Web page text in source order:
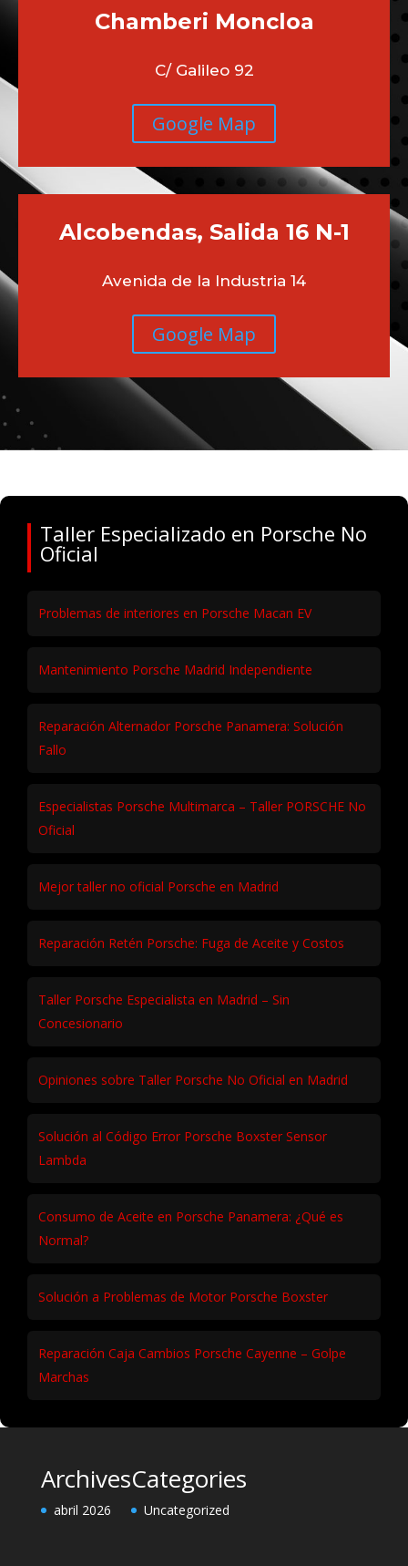
Chamberi Moncloa
C/ Galileo 92
Google Map
Alcobendas, Salida 16 N-1
Avenida de la Industria 14
Google Map
Taller Especializado en Porsche No
Oficial
Problemas de interiores en Porsche Macan EV
Mantenimiento Porsche Madrid Independiente
Reparación Alternador Porsche Panamera: Solución
Fallo
Especialistas Porsche Multimarca – Taller PORSCHE No
Oficial
Mejor taller no oficial Porsche en Madrid
Reparación Retén Porsche: Fuga de Aceite y Costos
Taller Porsche Especialista en Madrid – Sin
Concesionario
Opiniones sobre Taller Porsche No Oficial en Madrid
Solución al Código Error Porsche Boxster Sensor
Lambda
Consumo de Aceite en Porsche Panamera: ¿Qué es
Normal?
Solución a Problemas de Motor Porsche Boxster
Reparación Caja Cambios Porsche Cayenne – Golpe
Marchas
Archives
abril 2026
Categories
Uncategorized